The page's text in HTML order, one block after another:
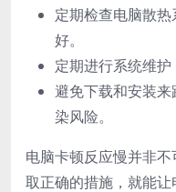
定期检查电脑散
好。
定期进行系统维护
避免下载和安装
染风险。
电脑卡顿反应慢并非
取正确的措施，就能